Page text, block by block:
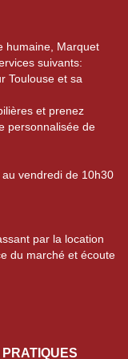
humaine, Marquet
suivants:
Toulouse et sa
et prenez
personnalisée de
vendredi de 10h30
par la location
du marché et écoute
PRATIQUES